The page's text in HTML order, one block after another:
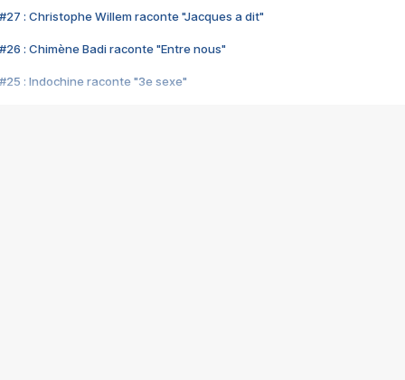
#27 : Christophe Willem raconte "Jacques a dit"
#26 : Chimène Badi raconte "Entre nous"
#25 : Indochine raconte "3e sexe"